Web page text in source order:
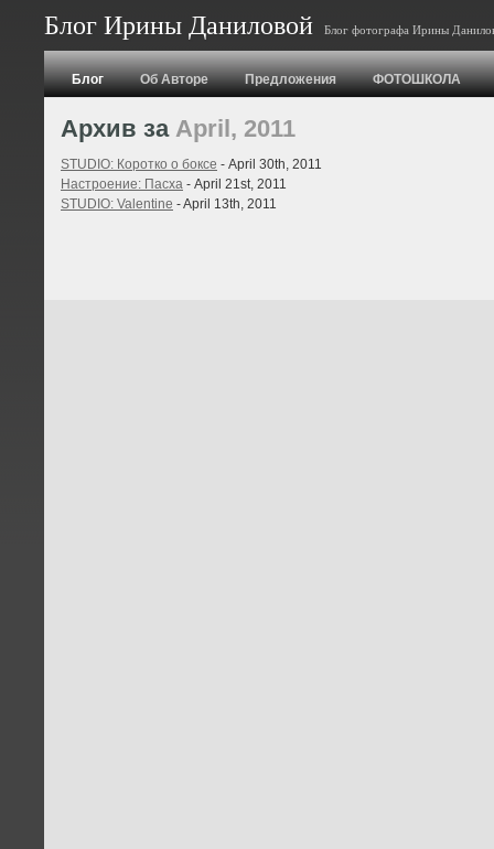
Блог Ирины Даниловой Блог фотографа Ирины
Блог Об Авторе Предложения ФОТОШКОЛА
Архив за April, 2011
STUDIO: Коротко о боксе - April 30th, 2011
Настроение: Пасха - April 21st, 2011
STUDIO: Valentine - April 13th, 2011